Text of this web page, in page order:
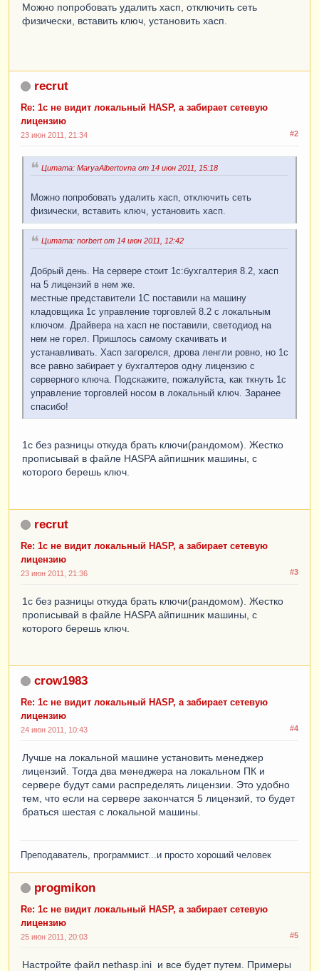
Можно попробовать удалить хасп, отключить сеть
физически, вставить ключ, установить хасп.
recrut
Re: 1с не видит локальный HASP, а забирает сетевую
лицензию
#2
23 июн 2011, 21:34
Цитата: MaryaAlbertovna от 14 июн 2011, 15:18
Можно попробовать удалить хасп, отключить сеть
физически, вставить ключ, установить хасп.
Цитата: norbert от 14 июн 2011, 12:42
Добрый день. На сервере стоит 1с:бухгалтерия 8.2, хасп
на 5 лицензий в нем же.
местные представители 1С поставили на машину
кладовщика 1с управление торговлей 8.2 с локальным
ключом. Драйвера на хасп не поставили, светодиод на
нем не горел. Пришлось самому скачивать и
устанавливать. Хасп загорелся, дрова ленгли ровно, но 1с
все равно забирает у бухгалтеров одну лицензию с
серверного ключа. Подскажите, пожалуйста, как ткнуть 1с
управление торговлей носом в локальный ключ. Заранее
спасибо!
1с без разницы откуда брать ключи(рандомом). Жестко
прописывай в файле HASPA айпишник машины, с
которого берешь ключ.
recrut
Re: 1с не видит локальный HASP, а забирает сетевую
лицензию
#3
23 июн 2011, 21:36
1с без разницы откуда брать ключи(рандомом). Жестко
прописывай в файле HASPA айпишник машины, с
которого берешь ключ.
crow1983
Re: 1с не видит локальный HASP, а забирает сетевую
лицензию
#4
24 июн 2011, 10:43
Лучше на локальной машине установить менеджер
лицензий. Тогда два менеджера на локальном ПК и
сервере будут сами распределять лицензии. Это удобно
тем, что если на сервере закончатся 5 лицензий, то будет
браться шестая с локальной машины.
Преподаватель, программист...и просто хороший человек
progmikon
Re: 1с не видит локальный HASP, а забирает сетевую
лицензию
#5
25 июн 2011, 20:03
Настройте файл nethasp.ini и все будет путем. Примеры